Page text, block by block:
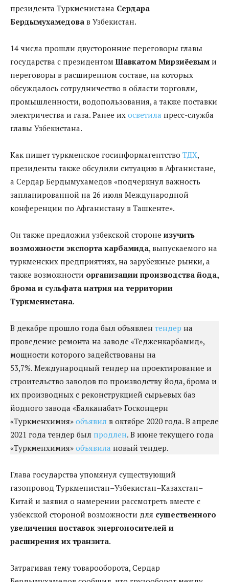
президента Туркменистана Сердара
Бердымухамедова в Узбекистан.
14 числа прошли двусторонние переговоры главы
государства с президентом Шавкатом Мирзиёевым и
переговоры в расширенном составе, на которых
обсуждалось сотрудничество в области торговли,
промышленности, водопользования, а также поставки
электричества и газа. Ранее их осветила пресс-служба
главы Узбекистана.
Как пишет туркменское госинформагентство ТДХ,
президенты также обсудили ситуацию в Афганистане,
а Сердар Бердымухамедов «подчеркнул важность
запланированной на 26 июля Международной
конференции по Афганистану в Ташкенте».
Он также предложил узбекской стороне изучить
возможности экспорта карбамида, выпускаемого на
туркменских предприятиях, на зарубежные рынки, а
также возможности организации производства йода,
брома и сульфата натрия на территории
Туркменистана.
В декабре прошло года был объявлен тендер на
проведение ремонта на заводе «Тедженкарбамид»,
мощности которого задействованы на
53,7%. Международный тендер на проектирование и
строительство заводов по производству йода, брома и
их производных с реконструкцией сырьевых баз
йодного завода «Балканабат» Госконцерн
«Туркменхимия» объявил в октябре 2020 года. В апреле
2021 года тендер был продлен. В июне текущего года
«Туркменхимия» объявила новый тендер.
Глава государства упомянул существующий
газопровод Туркменистан–Узбекистан–Казахстан–
Китай и заявил о намерении рассмотреть вместе с
узбекской стороной возможности для существенного
увеличения поставок энергоносителей и
расширения их транзита.
Затрагивая тему товарооборота, Сердар